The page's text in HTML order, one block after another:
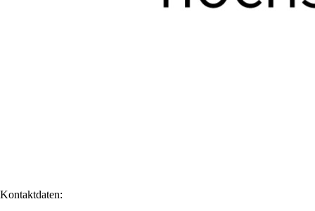
Kontaktdaten: